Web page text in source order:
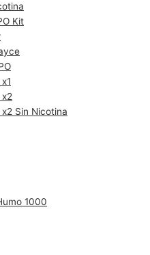
Kit
Sin Nicotina
1000